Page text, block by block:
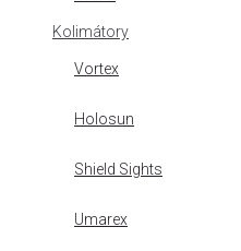
Kolimátory
Vortex
Holosun
Shield Sights
Umarex